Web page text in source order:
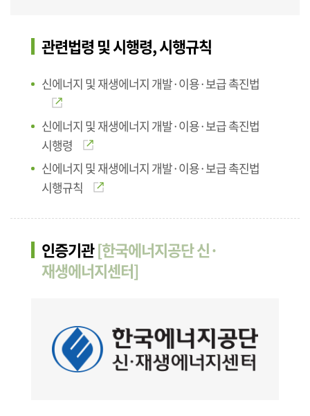
관련법령 및 시행령, 시행규칙
신에너지 및 재생에너지 개발·이용·보급 촉진법
신에너지 및 재생에너지 개발·이용·보급 촉진법
시행령
신에너지 및 재생에너지 개발·이용·보급 촉진법
시행규칙
인증기관[한국에너지공단 신·
재생에너지센터]